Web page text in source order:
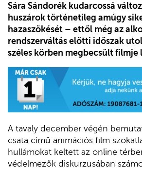
Sára Sándorék kudarcossá
huszárok történetileg amúgy
hazaszökését – ettől még az
rendszerváltás előtti időszak
széles körben megbecsült filmje
A tavaly december végén
csata című animációs film
hullámokat keltett az online
védelmezők diskurzusában